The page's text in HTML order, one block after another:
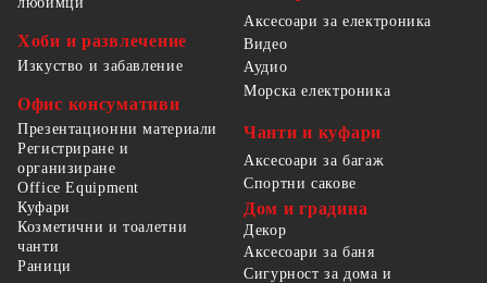
Хоби и развлечение
Изкуство и забавление
Офис консумативи
Презентационни материали
Регистриране и
организиране
Office Equipment
Аксесоари за електроника
Видео
Аудио
Морска електроника
Чанти и куфари
Аксесоари за багаж
Спортни сакове
Куфари
Козметични и тоалетни
чанти
Раници
Дом и градина
Декор
Аксесоари за баня
Сигурност за дома и